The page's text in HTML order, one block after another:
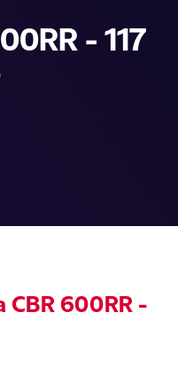
- 117
600RR -